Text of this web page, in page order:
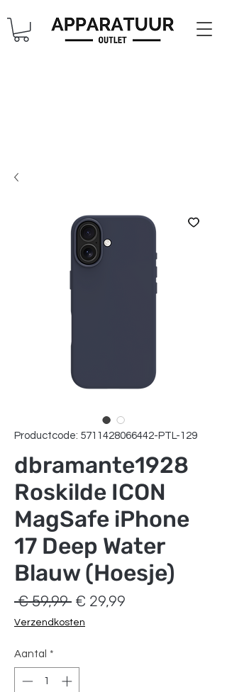
Productcode: 5711428066442-PTL-129
dbramante1928
Roskilde ICON
MagSafe iPhone
17 Deep Water
Blauw (Hoesje)
€ 59,99 Normale
prijs
€ 29,99
Verzendkosten
Aantal *